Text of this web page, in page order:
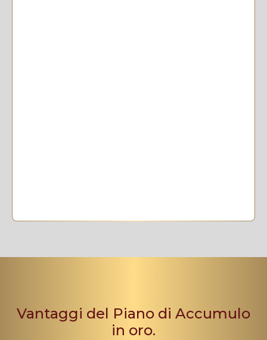
Vantaggi del Piano di Accumulo
in oro.